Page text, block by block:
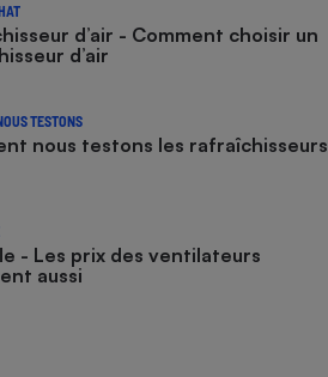
d’air - Comment choisir un
d’air
TESTONS
nous testons les rafraîchisseurs
- Les prix des ventilateurs
aussi